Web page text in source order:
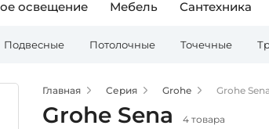
освещение Мебель Сантехника
Подвесные Потолочные Точечные
Главная Серия Grohe Grohe Sena
Grohe Sena 4 товара